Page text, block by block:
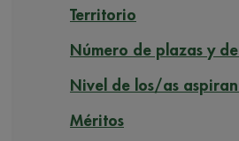
Territorio
Número de plazas y
Nivel de los/as
Méritos